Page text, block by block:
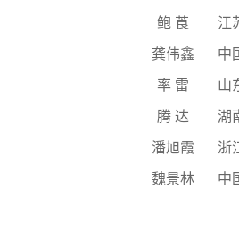
鲍 莨 江
龚伟鑫 中
率 雷 山
腾 达 湖
潘旭霞 浙
魏景林 中